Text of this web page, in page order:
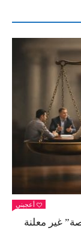
أعجبني
غير معلنة